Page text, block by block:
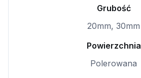
Grubość
20mm, 30mm
Powierzchnia
Polerowana